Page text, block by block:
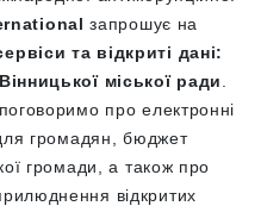
запрошує на
та відкриті дані:
міської ради
про електронні
для громадян, бюджет
громади, а також про
відкритих